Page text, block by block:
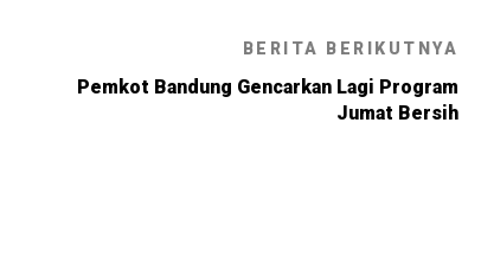
BERITA BERIKUTNYA
Pemkot Bandung Gencarkan Lagi Program
Jumat Bersih